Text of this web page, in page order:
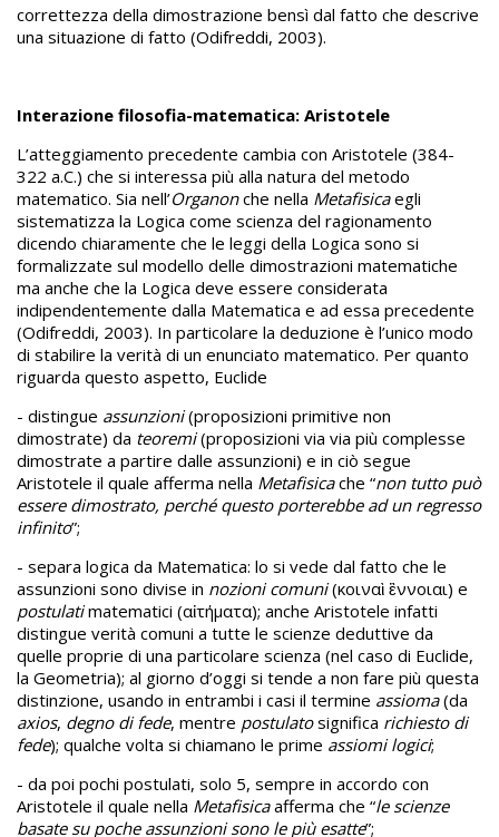
correttezza della dimostrazione bensì dal fatto che descrive
una situazione di fatto (Odifreddi, 2003).
Interazione filosofia-matematica: Aristotele
L’atteggiamento precedente cambia con Aristotele (384-
322 a.C.) che si interessa più alla natura del metodo
matematico. Sia nell’Organonche nella Metafisicaegli
sistematizza la Logica come scienza del ragionamento
dicendo chiaramente che le leggi della Logica sono si
formalizzate sul modello delle dimostrazioni matematiche
ma anche che la Logica deve essere considerata
indipendentemente dalla Matematica e ad essa precedente
(Odifreddi, 2003). In particolare la deduzione è l’unico modo
di stabilire la verità di un enunciato matematico. Per quanto
riguarda questo aspetto, Euclide
- distingue assunzioni(proposizioni primitive non
dimostrate) da teoremi(proposizioni via via più complesse
dimostrate a partire dalle assunzioni) e in ciò segue
Aristotele il quale afferma nella Metafisicache “non tutto può
essere dimostrato, perché questo porterebbe ad un regresso
infinito”;
- separa logica da Matematica: lo si vede dal fatto che le
assunzioni sono divise in nozioni comuni(κοιναὶ ἒννοιαι) e
postulatimatematici (αἰτήματα); anche Aristotele infatti
distingue verità comuni a tutte le scienze deduttive da
quelle proprie di una particolare scienza (nel caso di Euclide,
la Geometria); al giorno d’oggi si tende a non fare più questa
distinzione, usando in entrambi i casi il termine assioma(da
axios, degno di fede, mentre postulatosignifica richiesto di
fede); qualche volta si chiamano le prime assiomi logici;
- da poi pochi postulati, solo 5, sempre in accordo con
Aristotele il quale nella Metafisicaafferma che “le scienze
basate su poche assunzioni sono le più esatte”;